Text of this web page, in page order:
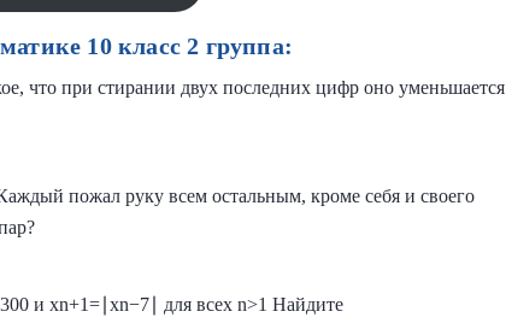
10 класс 2 группа:
что при стирании двух последних цифр оно уменьшается
пожал руку всем остальным, кроме себя и своего
и xn+1=∣xn−7∣ для всех n>1 Найдите